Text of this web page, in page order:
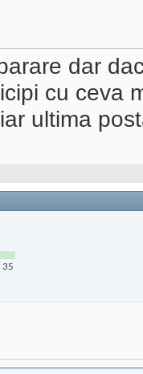
dar
cu ceva
ultima
35